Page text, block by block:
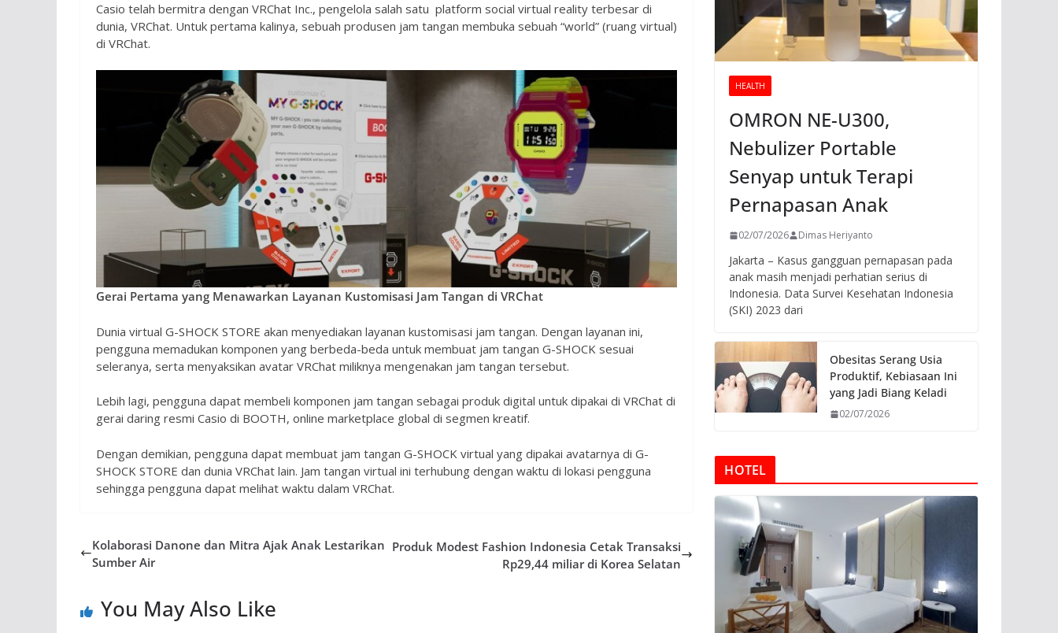
Casio telah bermitra dengan VRChat Inc., pengelola salah satu platform social virtual reality terbesar di
dunia, VRChat. Untuk pertama kalinya, sebuah produsen jam tangan membuka sebuah “world” (ruang virtual)
di VRChat.
Gerai Pertama yang Menawarkan Layanan Kustomisasi Jam Tangan di VRChat
Dunia virtual G-SHOCK STORE akan menyediakan layanan kustomisasi jam tangan. Dengan layanan ini,
pengguna memadukan komponen yang berbeda-beda untuk membuat jam tangan G-SHOCK sesuai
seleranya, serta menyaksikan avatar VRChat miliknya mengenakan jam tangan tersebut.
Lebih lagi, pengguna dapat membeli komponen jam tangan sebagai produk digital untuk dipakai di VRChat di
gerai daring resmi Casio di BOOTH, online marketplace global di segmen kreatif.
Dengan demikian, pengguna dapat membuat jam tangan G-SHOCK virtual yang dipakai avatarnya di G-
SHOCK STORE dan dunia VRChat lain. Jam tangan virtual ini terhubung dengan waktu di lokasi pengguna
sehingga pengguna dapat melihat waktu dalam VRChat.
Kolaborasi Danone dan Mitra Ajak Anak Lestarikan
Sumber Air
Produk Modest Fashion Indonesia Cetak Transaksi
Rp29,44 miliar di Korea Selatan
You May Also Like
HEALTH
OMRON NE-U300,
Nebulizer Portable
Senyap untuk Terapi
Pernapasan Anak
02/07/2026 Dimas Heriyanto
Jakarta – Kasus gangguan pernapasan pada
anak masih menjadi perhatian serius di
Indonesia. Data Survei Kesehatan Indonesia
(SKI) 2023 dari
Obesitas Serang Usia
Produktif, Kebiasaan Ini
yang Jadi Biang Keladi
02/07/2026
HOTEL